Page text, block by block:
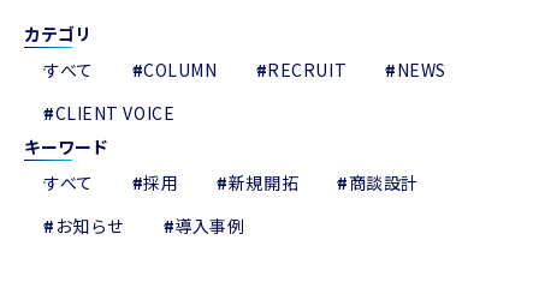
カテゴリ
すべて
#COLUMN #RECRUIT #NEWS
#CLIENT VOICE
キーワード
すべて
#採用 #新規開拓 #商談設計
# お知らせ #導入事例